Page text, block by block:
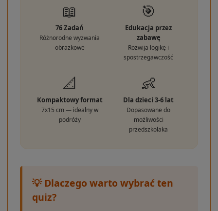
📖
76 Zadań
Różnorodne wyzwania
obrazkowe
🎯
Edukacja przez
zabawę
Rozwija logikę i
spostrzegawczość
📐
Kompaktowy format
7x15 cm — idealny w
podróży
👶
Dla dzieci 3-6 lat
Dopasowane do
możliwości
przedszkolaka
💡 Dlaczego warto wybrać ten
quiz?